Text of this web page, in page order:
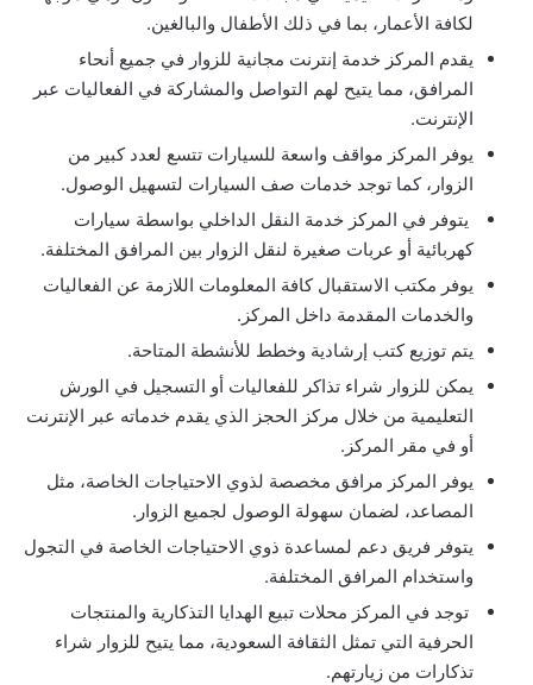
لكافة الأعمار، بما في ذلك الأطفال والبالغين.
يقدم المركز خدمة إنترنت مجانية للزوار في جميع أنحاء
المرافق، مما يتيح لهم التواصل والمشاركة في الفعاليات عبر
الإنترنت.
يوفر المركز مواقف واسعة للسيارات تتسع لعدد كبير من
الزوار، كما توجد خدمات صف السيارات لتسهيل الوصول.
يتوفر في المركز خدمة النقل الداخلي بواسطة سيارات
كهربائية أو عربات صغيرة لنقل الزوار بين المرافق المختلفة.
يوفر مكتب الاستقبال كافة المعلومات اللازمة عن الفعاليات
والخدمات المقدمة داخل المركز.
يتم توزيع كتب إرشادية وخطط للأنشطة المتاحة.
يمكن للزوار شراء تذاكر للفعاليات أو التسجيل في الورش
التعليمية من خلال مركز الحجز الذي يقدم خدماته عبر الإنترنت
أو في مقر المركز.
يوفر المركز مرافق مخصصة لذوي الاحتياجات الخاصة، مثل
المصاعد، لضمان سهولة الوصول لجميع الزوار.
يتوفر فريق دعم لمساعدة ذوي الاحتياجات الخاصة في التجول
واستخدام المرافق المختلفة.
توجد في المركز محلات تبيع الهدايا التذكارية والمنتجات
الحرفية التي تمثل الثقافة السعودية، مما يتيح للزوار شراء
تذكارات من زيارتهم.